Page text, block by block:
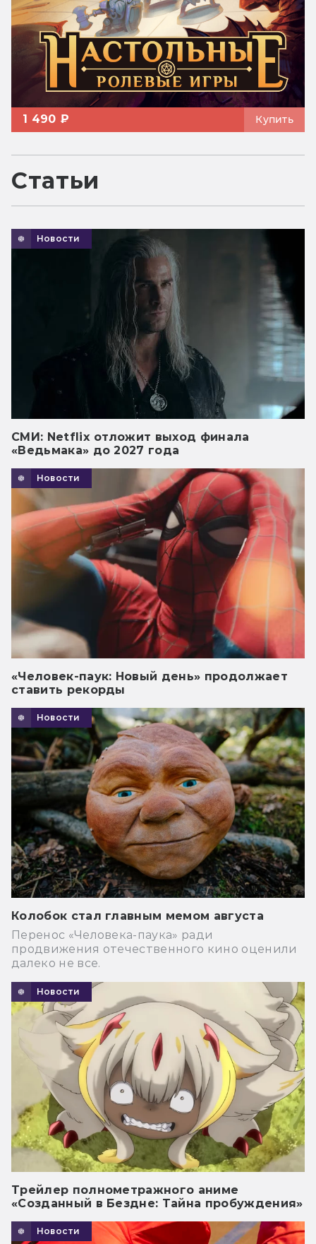
1 490 ₽ Купить
Статьи
Новости
СМИ: Netflix отложит выход финала
«Ведьмака» до 2027 года
Новости
«Человек-паук: Новый день» продолжает
ставить рекорды
Новости
Колобок стал главным мемом августа
Перенос «Человека-паука» ради
продвижения отечественного кино оценили
далеко не все.
Новости
Трейлер полнометражного аниме
«Созданный в Бездне: Тайна пробуждения»
Новости